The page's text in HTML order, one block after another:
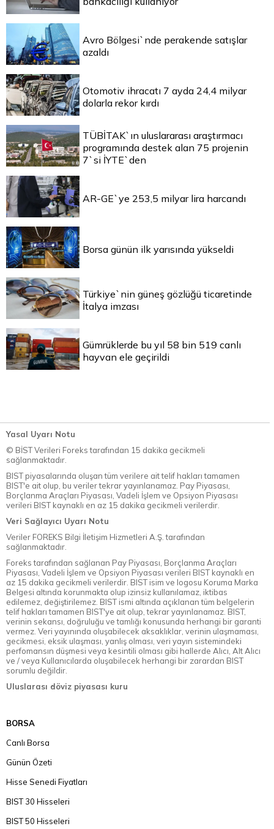
Avro Bölgesi`nde perakende satışlar
azaldı
Otomotiv ihracatı 7 ayda 24,4 milyar
dolarla rekor kırdı
TÜBİTAK`ın uluslararası araştırmacı
programında destek alan 75 projenin
7`si İYTE`den
AR-GE`ye 253,5 milyar lira harcandı
Borsa günün ilk yarısında yükseldi
Türkiye`nin güneş gözlüğü ticaretinde
İtalya imzası
Gümrüklerde bu yıl 58 bin 519 canlı
hayvan ele geçirildi
Yasal Uyarı Notu
© BİST Verileri Foreks tarafından 15 dakika gecikmeli
sağlanmaktadır.
BIST piyasalarında oluşan tüm verilere ait telif hakları tamamen
BIST'e ait olup, bu veriler tekrar yayınlanamaz. Pay Piyasası,
Borçlanma Araçları Piyasası, Vadeli İşlem ve Opsiyon Piyasası
verileri BIST kaynaklı en az 15 dakika gecikmeli verilerdir.
Veri Sağlayıcı Uyarı Notu
Veriler FOREKS Bilgi İletişim Hizmetleri A.Ş. tarafından
sağlanmaktadır.
Foreks tarafından sağlanan Pay Piyasası, Borçlanma Araçları
Piyasası, Vadeli İşlem ve Opsiyon Piyasası verileri BIST kaynaklı en
az 15 dakika gecikmeli verilerdir. BIST isim ve logosu Koruma Marka
Belgesi altında korunmakta olup izinsiz kullanılamaz, iktibas
edilemez, değiştirilemez. BIST ismi altında açıklanan tüm belgelerin
telif hakları tamamen BIST'ye ait olup, tekrar yayınlanamaz. BIST,
verinin sekansı, doğruluğu ve tamlığı konusunda herhangi bir garanti
vermez. Veri yayınında oluşabilecek aksaklıklar, verinin ulaşmaması,
gecikmesi, eksik ulaşması, yanlış olması, veri yayın sistemindeki
perfomansın düşmesi veya kesintili olması gibi hallerde Alıcı, Alt Alıcı
ve / veya Kullanıcılarda oluşabilecek herhangi bir zarardan BIST
sorumlu değildir.
Uluslarası döviz piyasası kuru
BORSA
Canlı Borsa
Günün Özeti
Hisse Senedi Fiyatları
BIST 30 Hisseleri
BIST 50 Hisseleri